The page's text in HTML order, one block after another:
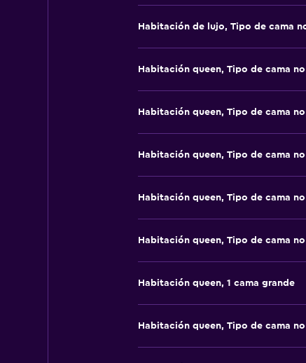
Habitación de lujo, Tipo de cama
Habitación queen, Tipo de cama
Habitación queen, Tipo de cama
Habitación queen, Tipo de cama
Habitación queen, Tipo de cama
Habitación queen, Tipo de cama
Habitación queen, 1 cama grande
Habitación queen, Tipo de cama